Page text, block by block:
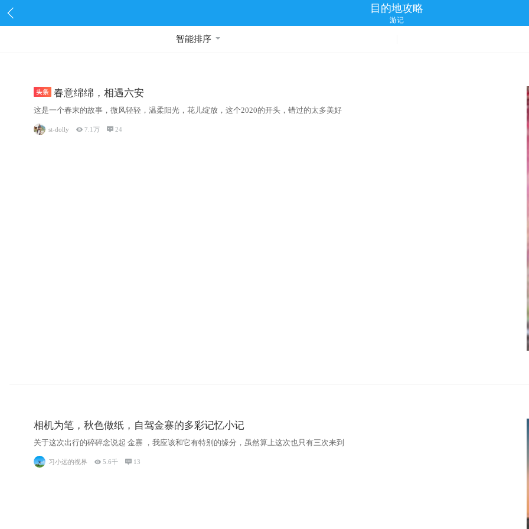
目的地攻略
游记
智能排序
春意绵绵，相遇六安
这是一个春末的故事，微风轻轻，温柔阳光，花儿绽放，这个2020的开头，错过的太多美好
st-dolly 7.1万 24
相机为笔，秋色做纸，自驾金寨的多彩记忆小记
关于这次出行的碎碎念说起 金寨 ，我应该和它有特别的缘分，虽然算上这次也只有三次来到
习小远的视界  5.6千  13